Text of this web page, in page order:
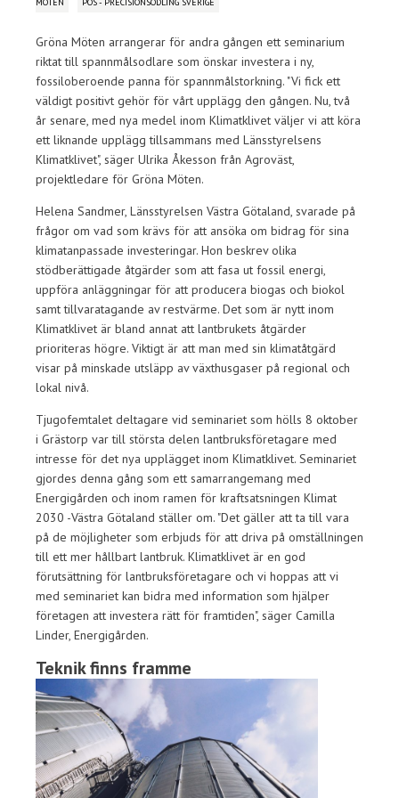
Gröna Möten arrangerar för andra gången ett seminarium
riktat till spannmålsodlare som önskar investera i ny,
fossiloberoende panna för spannmålstorkning. "Vi fick ett
väldigt positivt gehör för vårt upplägg den gången. Nu, två
år senare, med nya medel inom Klimatklivet väljer vi att köra
ett liknande upplägg tillsammans med Länsstyrelsens
Klimatklivet", säger Ulrika Åkesson från Agroväst,
projektledare för Gröna Möten.
Helena Sandmer, Länsstyrelsen Västra Götaland, svarade på
frågor om vad som krävs för att ansöka om bidrag för sina
klimatanpassade investeringar. Hon beskrev olika
stödberättigade åtgärder som att fasa ut fossil energi,
uppföra anläggningar för att producera biogas och biokol
samt tillvaratagande av restvärme. Det som är nytt inom
Klimatklivet är bland annat att lantbrukets åtgärder
prioriteras högre. Viktigt är att man med sin klimatåtgärd
visar på minskade utsläpp av växthusgaser på regional och
lokal nivå.
Tjugofemtalet deltagare vid seminariet som hölls 8 oktober
i Grästorp var till största delen lantbruksföretagare med
intresse för det nya upplägget inom Klimatklivet. Seminariet
gjordes denna gång som ett samarrangemang med
Energigården och inom ramen för kraftsatsningen Klimat
2030 -Västra Götaland ställer om. "Det gäller att ta till vara
på de möjligheter som erbjuds för att driva på omställningen
till ett mer hållbart lantbruk. Klimatklivet är en god
förutsättning för lantbruksföretagare och vi hoppas att vi
med seminariet kan bidra med information som hjälper
företagen att investera rätt för framtiden", säger Camilla
Linder, Energigården.
Teknik finns framme